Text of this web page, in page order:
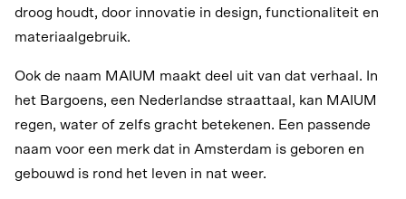
droog houdt, door innovatie in design, functionaliteit en
materiaalgebruik.
Ook de naam MAIUM maakt deel uit van dat verhaal. In
het Bargoens, een Nederlandse straattaal, kan MAIUM
regen, water of zelfs gracht betekenen. Een passende
naam voor een merk dat in Amsterdam is geboren en
gebouwd is rond het leven in nat weer.